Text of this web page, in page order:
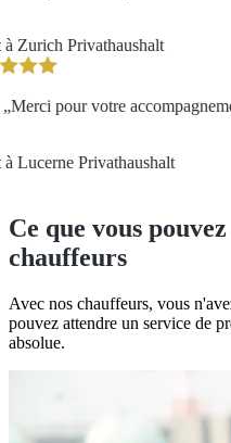
Zurich Privathaushalt
pour votre
Lucerne Privathaushalt
Ce que vous
chauffeurs
Avec nos chauffeurs, vous
pouvez attendre un service de
absolue.